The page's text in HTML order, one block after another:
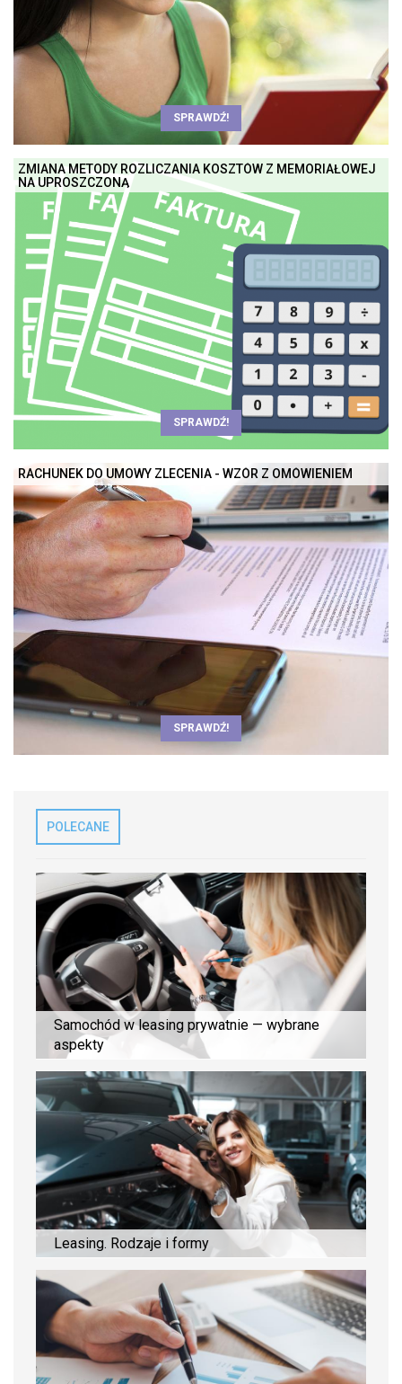
SPRAWDŹ!
ZMIANA METODY ROZLICZANIA KOSZTÓW Z MEMORIAŁOWEJ
NA UPROSZCZONĄ
SPRAWDŹ!
RACHUNEK DO UMOWY ZLECENIA - WZÓR Z OMÓWIENIEM
SPRAWDŹ!
POLECANE
Samochód w leasing prywatnie — wybrane
aspekty
Leasing. Rodzaje i formy